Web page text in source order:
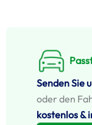
Senden Sie
oder den
kostenlos &